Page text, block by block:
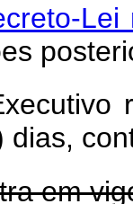
Lei
dias,
em